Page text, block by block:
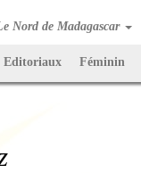
Nord de Madagascar
Editoriaux Féminin